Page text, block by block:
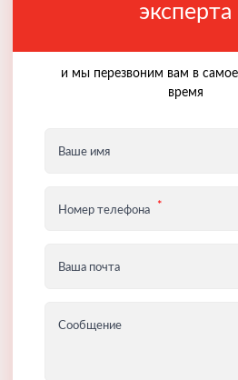
эксперта
и мы перезвоним вам в
время
Ваше имя
Номер телефона
Ваша почта
Сообщение